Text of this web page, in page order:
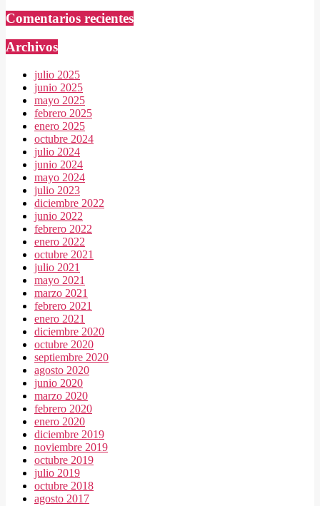
Comentarios recientes
Archivos
julio 2025
junio 2025
mayo 2025
febrero 2025
enero 2025
octubre 2024
julio 2024
junio 2024
mayo 2024
julio 2023
diciembre 2022
junio 2022
febrero 2022
enero 2022
octubre 2021
julio 2021
mayo 2021
marzo 2021
febrero 2021
enero 2021
diciembre 2020
octubre 2020
septiembre 2020
agosto 2020
junio 2020
marzo 2020
febrero 2020
enero 2020
diciembre 2019
noviembre 2019
octubre 2019
julio 2019
octubre 2018
agosto 2017